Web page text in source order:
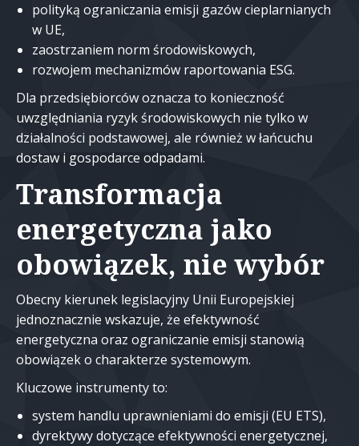
polityką ograniczania emisji gazów cieplarnianych
w UE,
zaostrzaniem norm środowiskowych,
rozwojem mechanizmów raportowania ESG.
Dla przedsiębiorców oznacza to konieczność
uwzględniania ryzyk środowiskowych nie tylko w
działalności podstawowej, ale również w łańcuchu
dostaw i gospodarce odpadami.
Transformacja
energetyczna jako
obowiązek, nie wybór
Obecny kierunek legislacyjny Unii Europejskiej
jednoznacznie wskazuje, że efektywność
energetyczna oraz ograniczanie emisji stanowią
obowiązek o charakterze systemowym.
Kluczowe instrumenty to:
system handlu uprawnieniami do emisji (EU ETS),
dyrektywy dotyczące efektywności energetycznej,